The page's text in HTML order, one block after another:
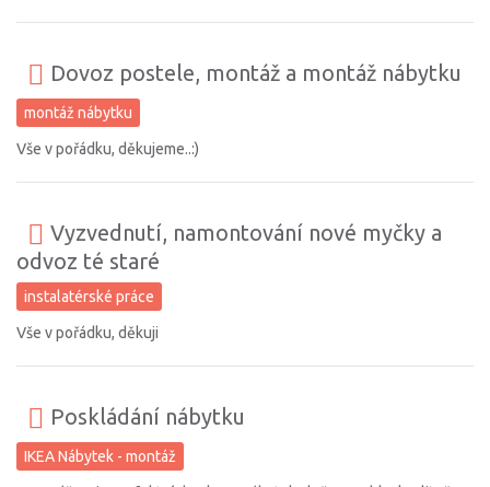
Dovoz postele, montáž a montáž nábytku
montáž nábytku
Vše v pořádku, děkujeme..:)
Vyzvednutí, namontování nové myčky a
odvoz té staré
instalatérské práce
Vše v pořádku, děkuji
Poskládání nábytku
IKEA Nábytek - montáž